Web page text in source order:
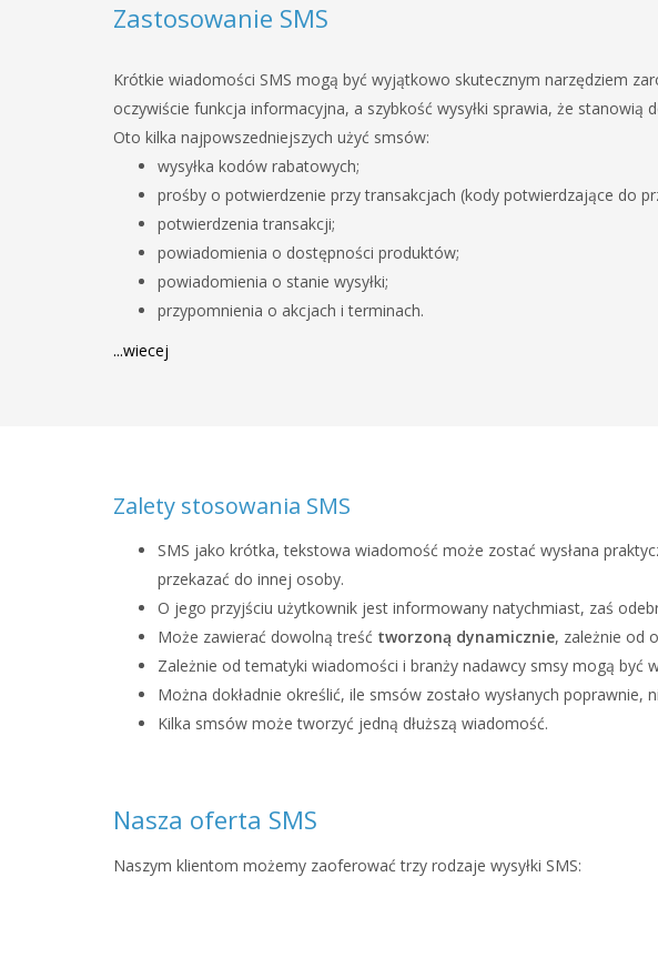
Zastosowanie SMS
Krótkie wiadomości SMS mogą być wyjątkowo skutecznym narzędziem
oczywiście funkcja informacyjna, a szybkość wysyłki sprawia, że stanowią
Oto kilka najpowszedniejszych użyć smsów:
wysyłka kodów rabatowych;
prośby o potwierdzenie przy transakcjach (kody potwierdzające do
potwierdzenia transakcji;
powiadomienia o dostępności produktów;
powiadomienia o stanie wysyłki;
przypomnienia o akcjach i terminach.
...wiecej
Zalety stosowania SMS
SMS jako krótka, tekstowa wiadomość może zostać wysłana
przekazać do innej osoby.
O jego przyjściu użytkownik jest informowany natychmiast, zaś
Może zawierać dowolną treść tworzoną dynamicznie, zależnie od
Zależnie od tematyki wiadomości i branży nadawcy smsy mogą być
Można dokładnie określić, ile smsów zostało wysłanych poprawnie,
Kilka smsów może tworzyć jedną dłuższą wiadomość.
Nasza oferta SMS
Naszym klientom możemy zaoferować trzy rodzaje wysyłki SMS: